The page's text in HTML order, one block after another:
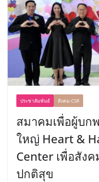
ประชาสัมพันธ์ สังคม-CSR
สมาคมเพื่อผู้บก
ใหญ่ Heart &
Center เพื่อสัง
ปกติสุข